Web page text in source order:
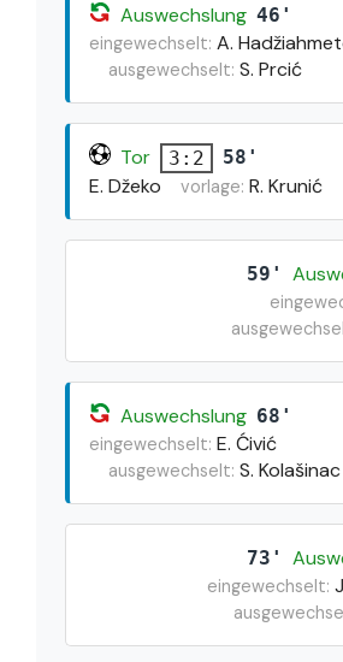
Auswechslung 46'
eingewechselt: A.
ausgewechselt: S. Prcić
Tor 3:2 58'
E. Džeko vorlage: R. Krunić
59'
Auswechslung 68'
eingewechselt: E. Ćivić
ausgewechselt: S. Kolašinac
73'
eingewechselt: